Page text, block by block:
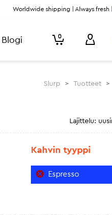
Worldwide shipping | Always fresh |
Blogi 0
Slurp > Tuotteet >
Kahvin tyyppi
Espresso